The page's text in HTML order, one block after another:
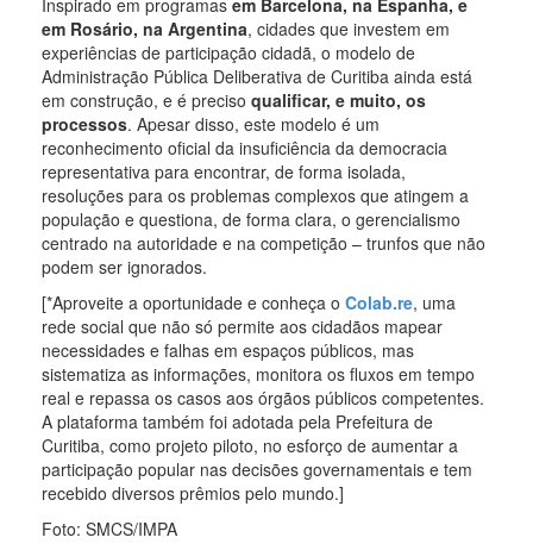
em Rosário, na Argentina, cidades que investem em
experiências de participação cidadã, o modelo de
Administração Pública Deliberativa de Curitiba ainda está
em construção, e é preciso qualificar, e muito, os
processos. Apesar disso, este modelo é um
reconhecimento oficial da insuficiência da democracia
representativa para encontrar, de forma isolada,
resoluções para os problemas complexos que atingem a
população e questiona, de forma clara, o gerencialismo
centrado na autoridade e na competição – trunfos que não
podem ser ignorados.
[*Aproveite a oportunidade e conheça o Colab.re, uma
rede social que não só permite aos cidadãos mapear
necessidades e falhas em espaços públicos, mas
sistematiza as informações, monitora os fluxos em tempo
real e repassa os casos aos órgãos públicos competentes.
A plataforma também foi adotada pela Prefeitura de
Curitiba, como projeto piloto, no esforço de aumentar a
participação popular nas decisões governamentais e tem
recebido diversos prêmios pelo mundo.]
Foto: SMCS/IMPA